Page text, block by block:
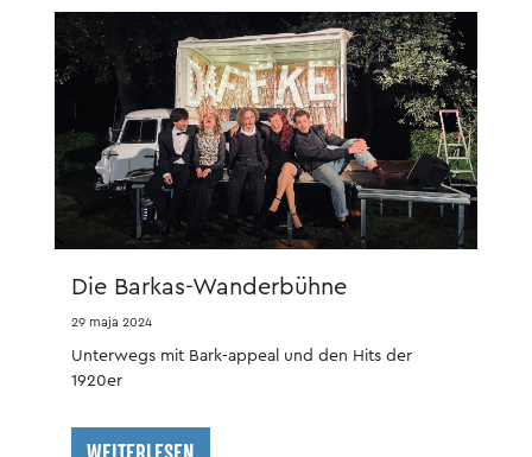
Die Barkas-Wanderbühne
29 maja 2024
Unterwegs mit Bark-appeal und den Hits der
1920er